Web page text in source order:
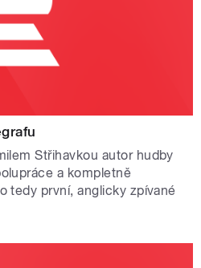
Střihavkou autor hudby
a kompletně
tedy první, anglicky zpívané